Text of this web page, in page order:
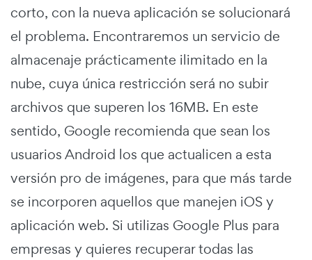
corto, con la nueva aplicación se solucionará
el problema. Encontraremos un servicio de
almacenaje prácticamente ilimitado en la
nube, cuya única restricción será no subir
archivos que superen los 16MB. En este
sentido, Google recomienda que sean los
usuarios Android los que actualicen a esta
versión pro de imágenes, para que más tarde
se incorporen aquellos que manejen iOS y
aplicación web. Si utilizas Google Plus para
empresas y quieres recuperar todas las